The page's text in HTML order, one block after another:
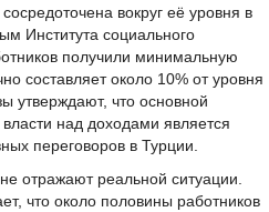
вокруг её уровня в
Института социального
получили минимальную
составляет около 10% от уровня
утверждают, что основной
над доходами является
переговоров в Турции.
отражают реальной ситуации.
что около половины работников